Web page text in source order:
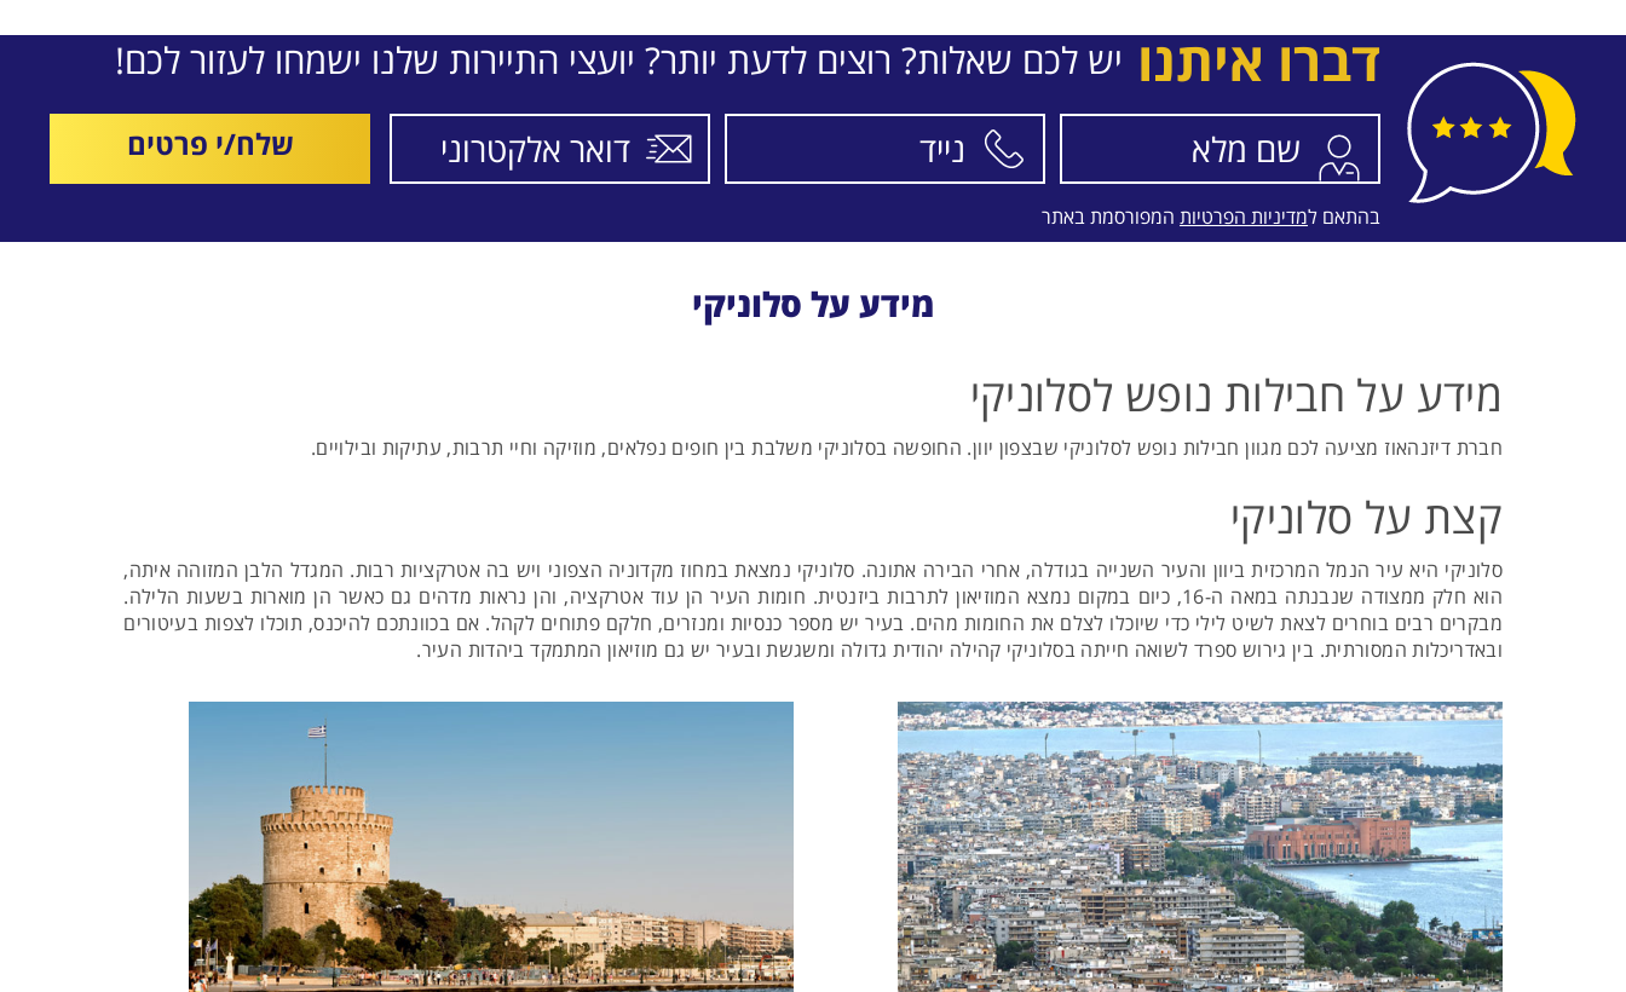
דברו איתנו יש לכם שאלות? רוצים לדעת יותר? יועצי התיירות שלנו ישמחו לעזור לכם!
שלח/י פרטים
בהתאם למדיניות הפרטיות המפורסמת באתר
מידע על סלוניקי
מידע על חבילות נופש לסלוניקי
חברת דיזנהאוז מציעה לכם מגוון חבילות נופש לסלוניקי שבצפון יוון. החופשה בסלוניקי משלבת בין חופים נפלאים, מוזיקה וחיי תרבות, עתיקות ובילויים.
קצת על סלוניקי
סלוניקי היא עיר הנמל המרכזית ביוון והעיר השנייה בגודלה, אחרי הבירה אתונה. סלוניקי נמצאת במחוז מקדוניה הצפוני ויש בה אטרקציות רבות. המגדל הלבן המזוהה איתה,
הוא חלק ממצודה שנבנתה במאה ה-16, כיום במקום נמצא המוזיאון לתרבות ביזנטית. חומות העיר הן עוד אטרקציה, והן נראות מדהים גם כאשר הן מוארות בשעות הלילה.
מבקרים רבים בוחרים לצאת לשיט לילי כדי שיוכלו לצלם את החומות מהים. בעיר יש מספר כנסיות ומנזרים, חלקם פתוחים לקהל. אם בכוונתכם להיכנס, תוכלו לצפות בעיטורים
ובאדריכלות המסורתית. בין גירוש ספרד לשואה חייתה בסלוניקי קהילה יהודית גדולה ומשגשת ובעיר יש גם מוזיאון המתמקד ביהדות העיר.